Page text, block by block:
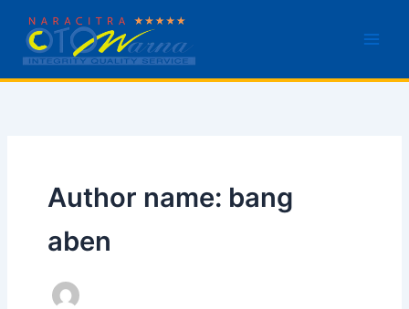
content
Author name: bang
aben